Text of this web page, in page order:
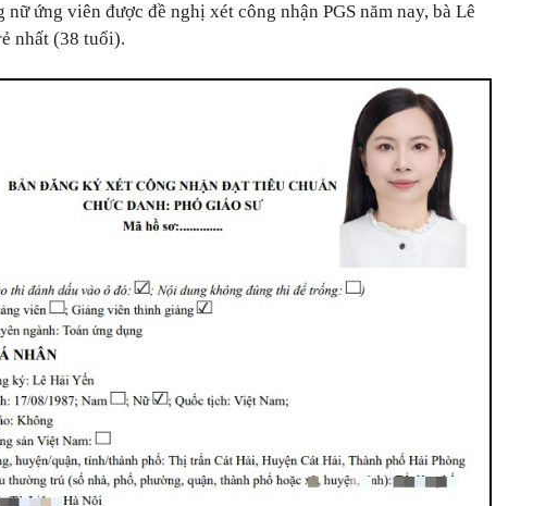
nữ ứng viên được đề nghị xét công nhận PGS năm nay, bà Lê
nhất (38 tuổi).